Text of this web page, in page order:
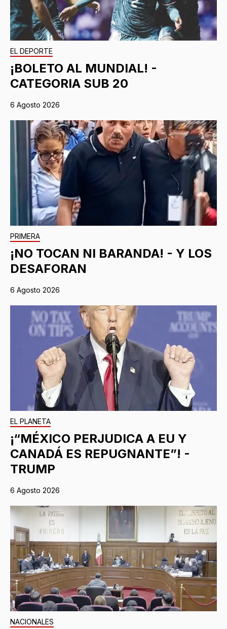
EL DEPORTE
¡BOLETO AL MUNDIAL! -
CATEGORIA SUB 20
6 Agosto 2026
PRIMERA
¡NO TOCAN NI BARANDA! - Y LOS
DESAFORAN
6 Agosto 2026
EL PLANETA
¡“MÉXICO PERJUDICA A EU Y
CANADÁ ES REPUGNANTE”! -
TRUMP
6 Agosto 2026
NACIONALES